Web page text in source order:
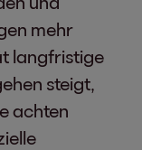
mehr
langfristige
steigt,
achten